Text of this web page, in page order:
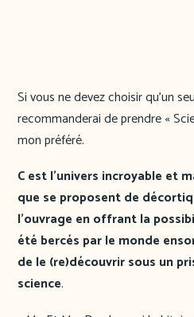
Si vous ne devez choisir qu’un
recommanderai de prendre «
mon préféré.
C est l’univers incroyable et
que se proposent de
l’ouvrage en offrant la
été bercés par le monde
de le (re)découvrir sous un
science.